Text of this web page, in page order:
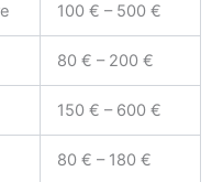
100 € – 500 €
80 € – 200 €
150 € – 600 €
80 € – 180 €